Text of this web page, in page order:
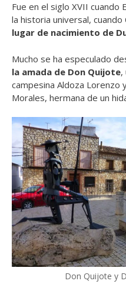
Fue en el siglo XVII cuando
la historia universal,
lugar de nacimiento de
Mucho se ha especulado
la amada de Don Quijote,
campesina Aldoza Lorenzo
Morales, hermana de un
Don Quijote y